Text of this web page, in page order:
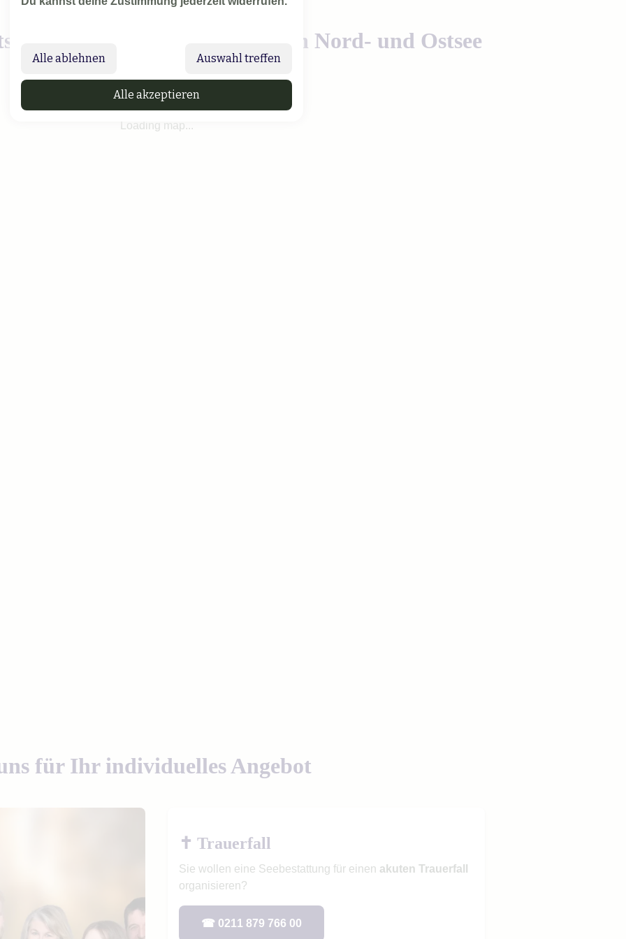
für eine Seebestattung in Nord- und Ostsee
Loading map...
für Ihr individuelles Angebot
✝ Trauerfall
Sie wollen eine Seebestattung für einen akuten Trauerfall
organisieren?
☎ 0211 879 766 00
Alle ablehnen Auswahl treffen
Alle akzeptieren